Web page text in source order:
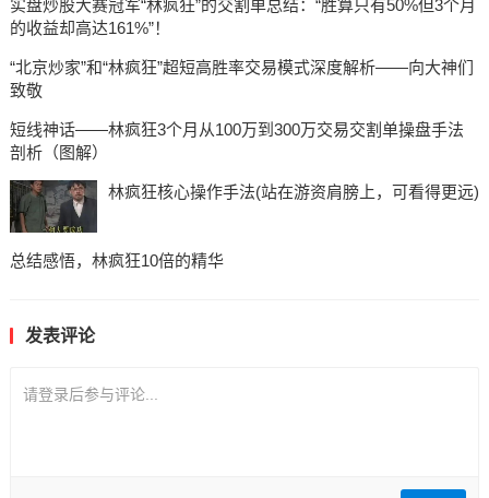
实盘炒股大赛冠军“林疯狂”的交割单总结：“胜算只有50%但3个月
的收益却高达161%”！
“北京炒家”和“林疯狂”超短高胜率交易模式深度解析——向大神们
致敬
短线神话——林疯狂3个月从100万到300万交易交割单操盘手法
剖析（图解）
林疯狂核心操作手法(站在游资肩膀上，可看得更远)
总结感悟，林疯狂10倍的精华
发表评论
请登录后参与评论...